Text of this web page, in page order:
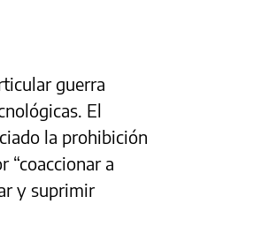
guerra
El
la prohibición
“coaccionar a
y suprimir